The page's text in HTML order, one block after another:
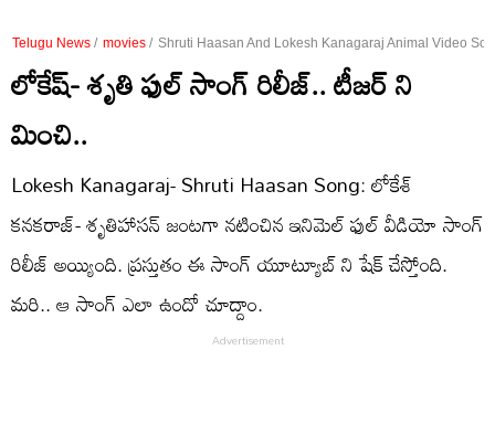
Telugu News / movies / Shruti Haasan And Lokesh Kanagaraj Animal Video
లోకేష్- శృతి ఫుల్ సాంగ్ రిలీజ్.. టీజర్ ని
మించి..
Lokesh Kanagaraj- Shruti Haasan Song: లోకేశ్
కనకరాజ్- శృతిహాసన్ జంటగా నటించిన ఇనిమెల్ ఫుల్ వీడియో సాంగ్
రిలీజ్ అయ్యింది. ప్రస్తుతం ఈ సాంగ్ యూట్యూబ్ ని షేక్ చేస్తోంది.
మరి.. ఆ సాంగ్ ఎలా ఉందో చూద్దాం.